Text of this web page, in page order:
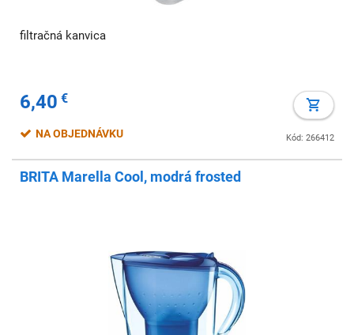
filtračná kanvica
6,40 €
Kód: 266412
NA OBJEDNÁVKU
BRITA Marella Cool, modrá frosted